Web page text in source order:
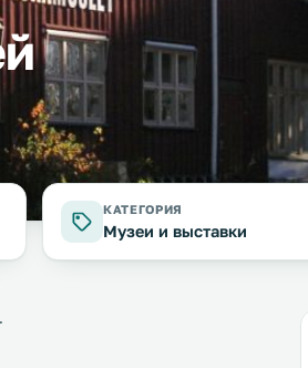
КАТЕГОРИЯ
Музеи и выставки